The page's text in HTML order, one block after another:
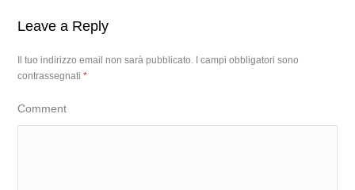
Leave a Reply
Il tuo indirizzo email non sarà pubblicato.
I campi obbligatori sono
contrassegnati*
Comment